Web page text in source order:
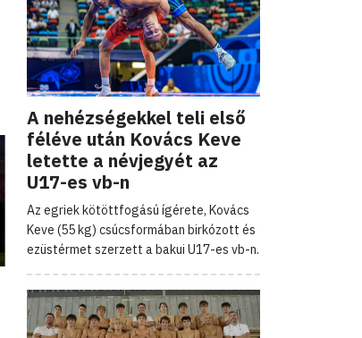
A nehézségekkel teli első
féléve után Kovács Keve
letette a névjegyét az
U17-es vb-n
Az egriek kötöttfogású ígérete, Kovács
Keve (55 kg) csúcsformában birkózott és
ezüstérmet szerzett a bakui U17-es vb-n.